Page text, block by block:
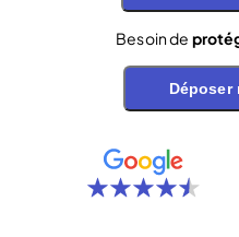
Besoin de
Déposer